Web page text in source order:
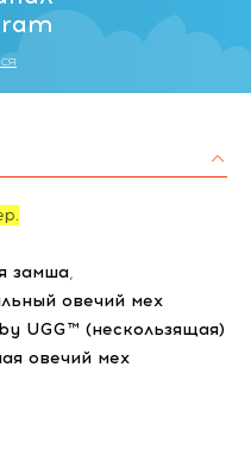
замша,
овечий мех
UGG™ (нескользящая)
овечий мех